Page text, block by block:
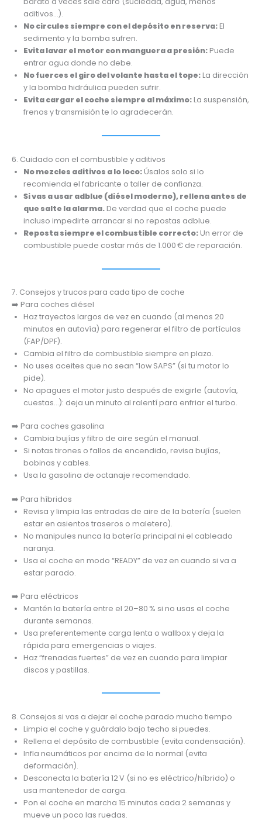
aditivos…).
No circules siempre con el depósito en reserva:El
sedimento y la bomba sufren.
Evita lavar el motor con manguera a presión:Puede
entrar agua donde no debe.
No fuerces el giro del volante hasta el tope:La dirección
y la bomba hidráulica pueden sufrir.
Evita cargar el coche siempre al máximo:La suspensión,
frenos y transmisión te lo agradecerán.
6. Cuidado con el combustible y aditivos
No mezcles aditivos a lo loco:Úsalos solo si lo
recomienda el fabricante o taller de confianza.
Si vas a usar adblue (diésel moderno), rellena antes de
que salte la alarma.De verdad que el coche puede
incluso impedirte arrancar si no repostas adblue.
Reposta siempre el combustible correcto:Un error de
combustible puede costar más de 1.000 € de reparación.
7. Consejos y trucos para cada tipo de coche
➡️ Para coches diésel
Haz trayectos largos de vez en cuando (al menos 20
minutos en autovía) para regenerar el filtro de partículas
(FAP/DPF).
Cambia el filtro de combustible siempre en plazo.
No uses aceites que no sean “low SAPS” (si tu motor lo
pide).
No apagues el motor justo después de exigirle (autovía,
cuestas…): deja un minuto al ralentí para enfriar el turbo.
➡️ Para coches gasolina
Cambia bujías y filtro de aire según el manual.
Si notas tirones o fallos de encendido, revisa bujías,
bobinas y cables.
Usa la gasolina de octanaje recomendado.
➡️ Para híbridos
Revisa y limpia las entradas de aire de la batería (suelen
estar en asientos traseros o maletero).
No manipules nunca la batería principal ni el cableado
naranja.
Usa el coche en modo “READY” de vez en cuando si va a
estar parado.
➡️ Para eléctricos
Mantén la batería entre el 20–80 % si no usas el coche
durante semanas.
Usa preferentemente carga lenta o wallbox y deja la
rápida para emergencias o viajes.
Haz “frenadas fuertes” de vez en cuando para limpiar
discos y pastillas.
8. Consejos si vas a dejar el coche parado mucho tiempo
Limpia el coche y guárdalo bajo techo si puedes.
Rellena el depósito de combustible (evita condensación).
Infla neumáticos por encima de lo normal (evita
deformación).
Desconecta la batería 12 V (si no es eléctrico/híbrido) o
usa mantenedor de carga.
Pon el coche en marcha 15 minutos cada 2 semanas y
mueve un poco las ruedas.